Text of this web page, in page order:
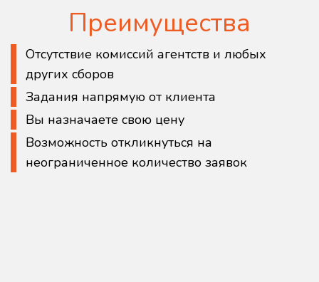
Преимущества
Отсутствие комиссий агентств и любых
других сборов
Задания напрямую от клиента
Вы назначаете свою цену
Возможность откликнуться на
неограниченное количество заявок